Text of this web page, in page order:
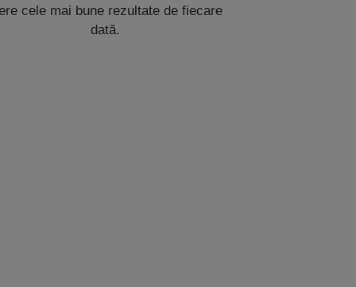
cele mai bune rezultate de fiecare
dată.